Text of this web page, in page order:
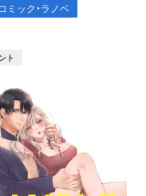
ミック・ラノベ
ト